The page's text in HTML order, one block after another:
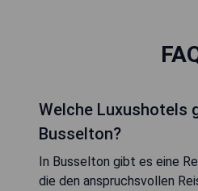
Welche Luxushotels
Busselton?
In Busselton gibt es eine
die den anspruchsvollen